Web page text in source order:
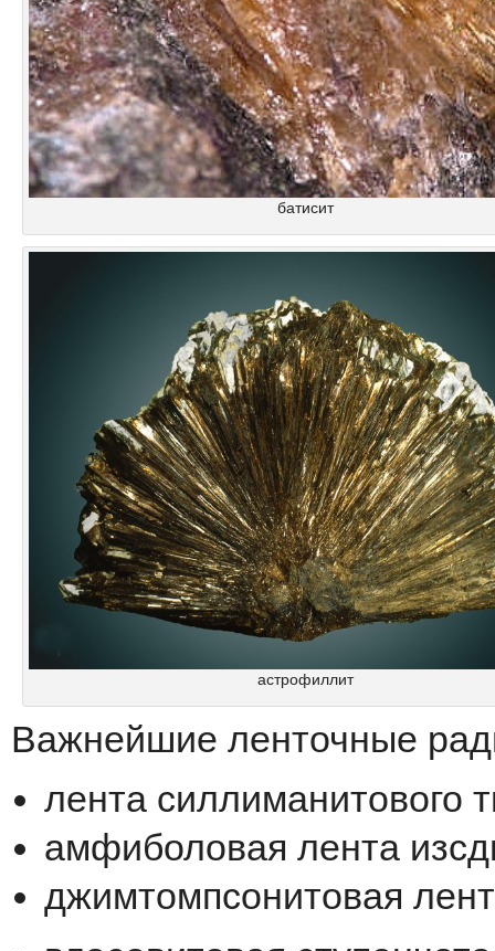
батисит
астрофиллит
Bажнейшие ленточные
лента силлиманитового
амфиболовая лента из
джимтомпсонитовая